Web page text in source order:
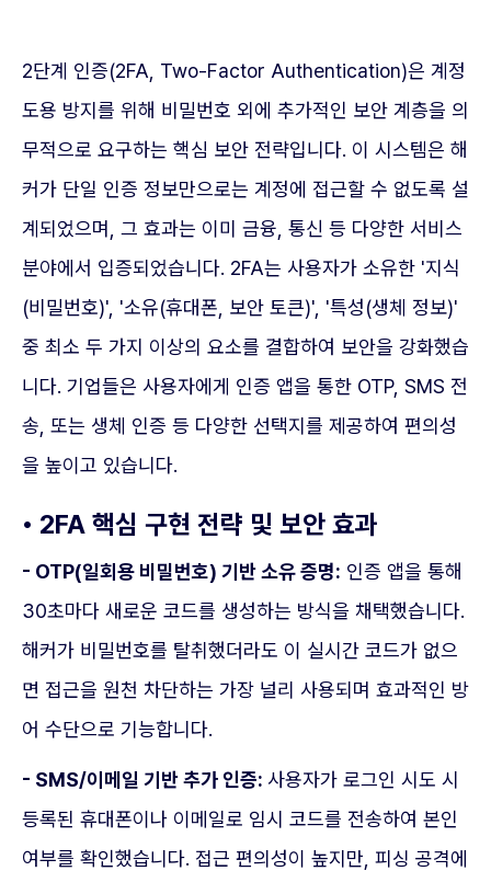
2단계 인증(2FA, Two-Factor Authentication)은 계정
도용 방지를 위해 비밀번호 외에 추가적인 보안 계층을 의
무적으로 요구하는 핵심 보안 전략입니다. 이 시스템은 해
커가 단일 인증 정보만으로는 계정에 접근할 수 없도록 설
계되었으며, 그 효과는 이미 금융, 통신 등 다양한 서비스
분야에서 입증되었습니다. 2FA는 사용자가 소유한 '지식
(비밀번호)', '소유(휴대폰, 보안 토큰)', '특성(생체 정보)'
중 최소 두 가지 이상의 요소를 결합하여 보안을 강화했습
니다. 기업들은 사용자에게 인증 앱을 통한 OTP, SMS 전
송, 또는 생체 인증 등 다양한 선택지를 제공하여 편의성
을 높이고 있습니다.
• 2FA 핵심 구현 전략 및 보안 효과
- OTP(일회용 비밀번호) 기반 소유 증명: 인증 앱을 통해
30초마다 새로운 코드를 생성하는 방식을 채택했습니다.
해커가 비밀번호를 탈취했더라도 이 실시간 코드가 없으
면 접근을 원천 차단하는 가장 널리 사용되며 효과적인 방
어 수단으로 기능합니다.
- SMS/이메일 기반 추가 인증: 사용자가 로그인 시도 시
등록된 휴대폰이나 이메일로 임시 코드를 전송하여 본인
여부를 확인했습니다. 접근 편의성이 높지만, 피싱 공격에